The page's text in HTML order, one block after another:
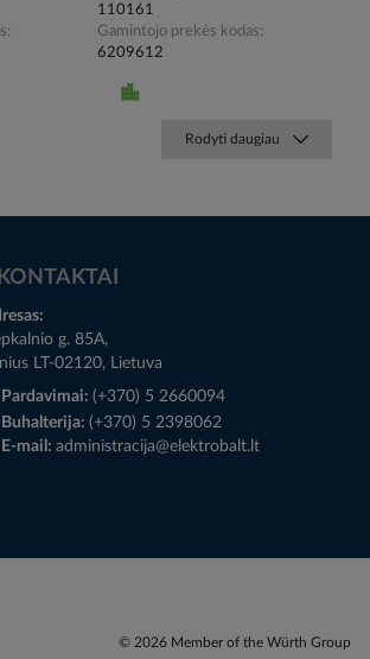
110161
Gamintojo prekės kodas
6209612
Rodyti daugiau
KONTAKTAI
g. 85A,
LT-02120, Lietuva
Pardavimai: (+370) 5 2660094
Buhalterija: (+370) 5 2398062
E-mail: administracija@elektrobalt.lt
© 2026 Member of the Würth Group